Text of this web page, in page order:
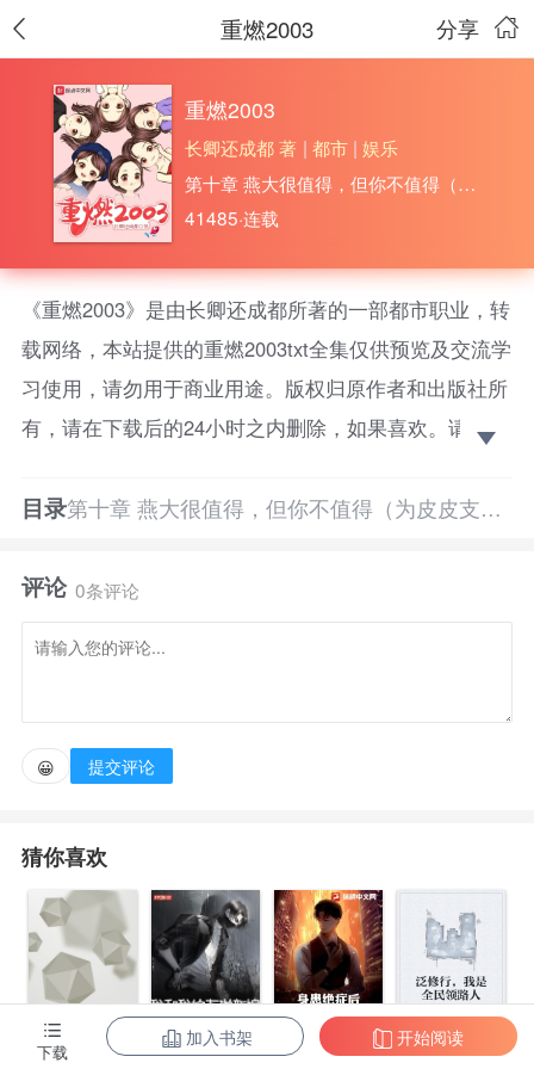
分享
重燃2003
重燃2003
长卿还成都 著 | 都市 | 娱乐
第十章 燕大很值得，但你不值得（为皮皮支楞起来了加更）
41485·连载
《重燃2003》是由长卿还成都所著的一部都市职业，转
载网络，本站提供的重燃2003txt全集仅供预览及交流学
习使用，请勿用于商业用途。版权归原作者和出版社所
有，请在下载后的24小时之内删除，如果喜欢。请支持
桌，叹了口气，男人太难了……
目录 第十章 燕大很值得，但你不值得（为皮皮支楞起来了加更）
评论 0条评论
😀 提交评论
猜你喜欢
都市第一至尊 我和我的古代
身患绝症后，
泛修行，我是
下载
加入书架 开始阅读